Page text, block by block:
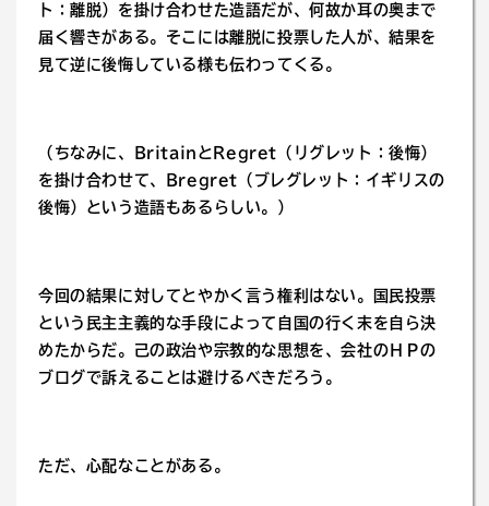
ト：離脱）を掛け合わせた造語だが、何故か耳の奥まで
届く響きがある。そこには離脱に投票した人が、結果を
見て逆に後悔している様も伝わってくる。
（ちなみに、BritainとRegret（リグレット：後悔）
を掛け合わせて、Bregret（ブレグレット：イギリスの
後悔）という造語もあるらしい。）
今回の結果に対してとやかく言う権利はない。国民投票
という民主主義的な手段によって自国の行く末を自ら決
めたからだ。己の政治や宗教的な思想を、会社のＨＰの
ブログで訴えることは避けるべきだろう。
ただ、心配なことがある。